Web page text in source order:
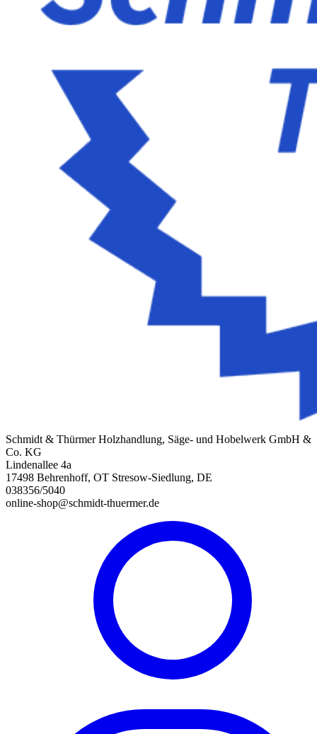
Schmidt & Thürmer Holzhandlung, Säge- und Hobelwerk GmbH &
Co. KG
Lindenallee 4a
17498 Behrenhoff, OT Stresow-Siedlung, DE
038356/5040
online-shop@schmidt-thuermer.de